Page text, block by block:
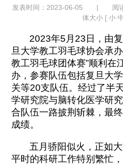
发表时间：2023-06-05 | 阅读
体大小 [ 小 中
2023年5 月 23 日，由
旦大学教工羽毛球协会承
教工羽毛球团体赛”顺利在
办，参赛队伍包括复旦大
关等20支队伍。经过了半
学研究院与脑转化医学研
合队伍一路披荆斩棘，最
成绩。
五月骄阳似火，正如
平时的科研工作特别繁忙